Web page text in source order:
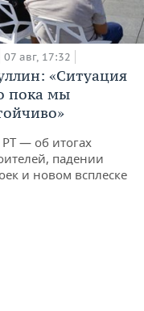
07 авг, 17:32
«Ситуация
пока мы
— об итогах
падении
и новом всплеске